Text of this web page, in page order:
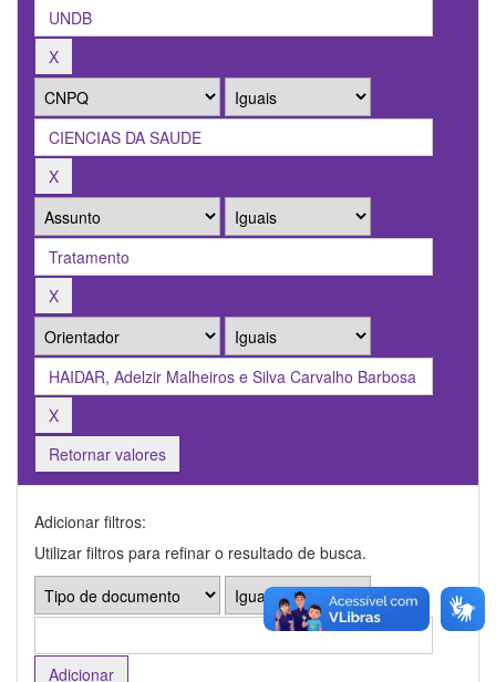
Retornar valores
Adicionar filtros:
Utilizar filtros para refinar o resultado de busca.